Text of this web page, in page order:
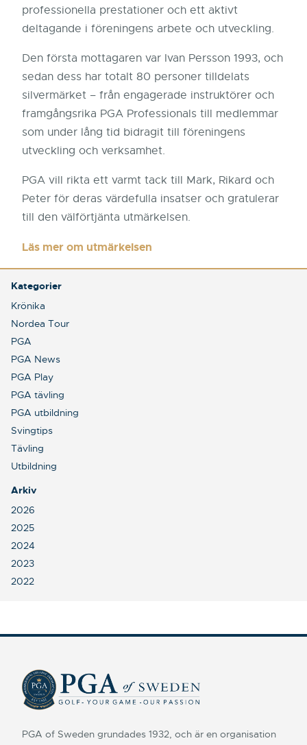
professionella prestationer och ett aktivt
deltagande i föreningens arbete och utveckling.
Den första mottagaren var Ivan Persson 1993, och
sedan dess har totalt 80 personer tilldelats
silvermärket – från engagerade instruktörer och
framgångsrika PGA Professionals till medlemmar
som under lång tid bidragit till föreningens
utveckling och verksamhet.
PGA vill rikta ett varmt tack till Mark, Rikard och
Peter för deras värdefulla insatser och gratulerar
till den välförtjänta utmärkelsen.
Läs mer om utmärkelsen
Kategorier
Krönika
Nordea Tour
PGA
PGA News
PGA Play
PGA tävling
PGA utbildning
Svingtips
Tävling
Utbildning
Arkiv
2026
2025
2024
2023
2022
PGA of Sweden grundades 1932, och är en organisation